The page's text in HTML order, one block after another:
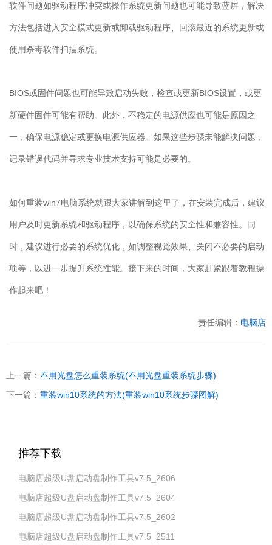
软件问题如驱动程序冲突或操作系统更新问题也可能导致蓝屏，解决
方法包括进入安全模式更新或卸载驱动程序、回滚最近的系统更新或
使用杀毒软件扫描系统。
BIOS或固件问题也可能导致启动失败，检查或更新BIOS设置，或更
新硬件固件可能有帮助。此外，不稳定的电源供应也可能是原因之
一，确保电源稳定或更换电源供应器。如果这些步骤未能解决问题，
记录错误代码并寻求专业技术支持可能是必要的。
如何重装win7电脑系统就跟大家讲解到这里了，在安装完成后，建议
用户及时更新系统和驱动程序，以确保系统的安全性和兼容性。同
时，建议进行必要的系统优化，如调整视觉效果、关闭不必要的启动
项等，以进一步提升系统性能。接下来的时间，大家赶紧跟着教程操
作起来吧！
责任编辑： 电脑店
上一篇： 不用光盘怎么重装系统(不用光盘重装系统步骤)
下一篇： 重装win10系统的方法(重装win10系统步骤图解)
推荐下载
电脑店超级U盘启动盘制作工具v7.5_2606
电脑店超级U盘启动盘制作工具v7.5_2604
电脑店超级U盘启动盘制作工具v7.5_2602
电脑店超级U盘启动盘制作工具v7.5_2511